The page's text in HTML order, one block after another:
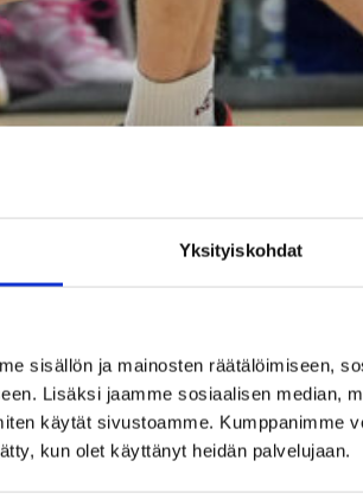
Yksityiskohdat
sisällön ja mainosten räätälöimiseen,
Lisäksi jaamme sosiaalisen median,
käytät sivustoamme. Kumppanimme
kun olet käyttänyt heidän palvelujaan.
Sea Basketball Cup 2026 – Audentes, Tallinn,